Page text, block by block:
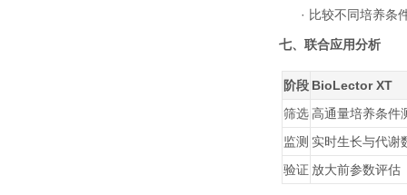
· 比较不同培养条
七、联合应用分析
阶段 BioLector XT
筛选高通量培养条件
监测 实时生长与代谢
验证 放大前参数评估